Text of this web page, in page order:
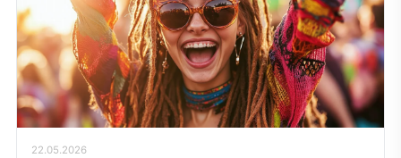
22.05.2026